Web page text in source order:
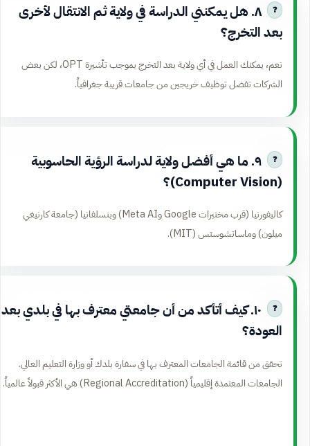
٨. هل يمكنني الدراسة في ولاية ثم الانتقال لأخرى
بعد التخرج؟
نعم، يمكنك العمل في أي ولاية بعد التخرج بموجب تأشيرة OPT، لكن بعض
الشركات تفضل توظيف خريجين من جامعات قريبة جغرافياً.
٩. ما هي أفضل ولاية لدراسة الرؤية الحاسوبية
(Computer Vision)؟
كاليفورنيا (قرب مختبرات Google وMeta AI) وبنسلفانيا (جامعة كارنيغي
ميلون) وماساتشوستس (MIT).
١٠. كيف أتأكد من أن جامعتي معترف بها في بلدي بعد
العودة؟
تحقق من قائمة الجامعات المعترف بها في سفارة بلدك أو وزارة التعليم العالي.
الجامعات المعتمدة إقليمياً (Regional Accreditation) هي الأكثر قبولاً عالمياً.